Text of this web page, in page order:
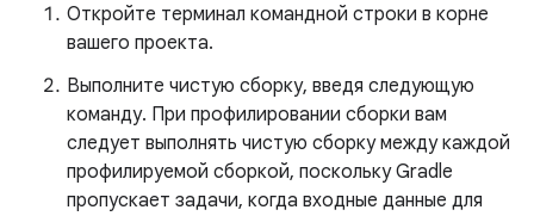
Откройте терминал командной строки в корне
вашего проекта.
Выполните чистую сборку, введя следующую
команду. При профилировании сборки вам
следует выполнять чистую сборку между каждой
профилируемой сборкой, поскольку Gradle
пропускает задачи, когда входные данные для